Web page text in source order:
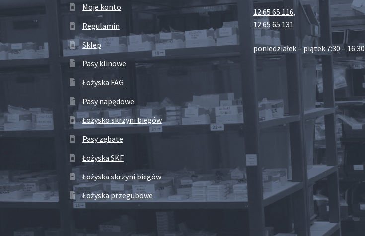
Moje konto
Regulamin
Sklep
Pasy klinowe
Łożyska FAG
Pasy napędowe
Łożysko skrzyni biegów
Pasy zębate
Łożyska SKF
Łożyska skrzyni biegów
Łożyska przegubowe
12 65 65 116,
12 65 65 131
poniedziałek – piątek 7:30 – 16:30